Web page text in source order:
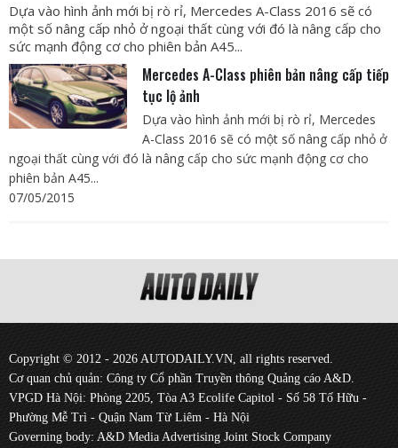
Dựa vào hình ảnh mới bị rò rỉ, Mercedes A-Class 2016 sẽ có
một số nâng cấp nhỏ ở ngoại thất cùng với đó là nâng cấp cho
sức mạnh động cơ cho phiên bản A45...
Mercedes A-Class phiên bản nâng cấp tiếp
tục lộ ảnh
Dựa vào hình ảnh mới bị rò rỉ, Mercedes
A-Class 2016 sẽ có một số nâng cấp nhỏ ở
ngoại thất cùng với đó là nâng cấp cho sức mạnh động cơ cho
phiên bản A45...
07/05/2015
Copyright © 2012 - 2026 AUTODAILY.VN, all rights reserved.
Cơ quan chủ quản: Công ty Cổ phần Truyền thông Quảng cáo A&D.
VPGD Hà Nội: Phòng 2205, Tòa A3 Ecolife Capitol - Số 58 Tố Hữu -
Phường Mễ Trì - Quận Nam Từ Liêm - Hà Nội
Governing body: A&D Media Advertising Joint Stock Company